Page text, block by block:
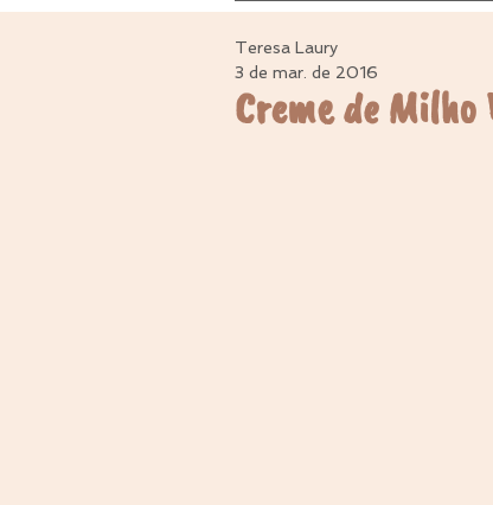
Creme de Milho
Teresa Laury
3 de mar. de 2016